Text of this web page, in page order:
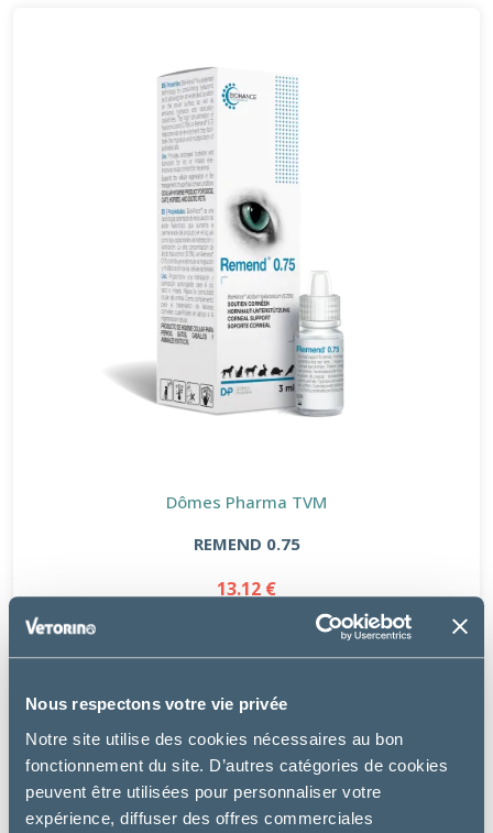
Nous respectons votre vie privée
Notre site utilise des cookies nécessaires au bon
fonctionnement du site. D’autres catégories de cookies
peuvent être utilisées pour personnaliser votre
expérience, diffuser des offres commerciales
Dômes Pharma TVM
REMEND 0.75
13.12 €